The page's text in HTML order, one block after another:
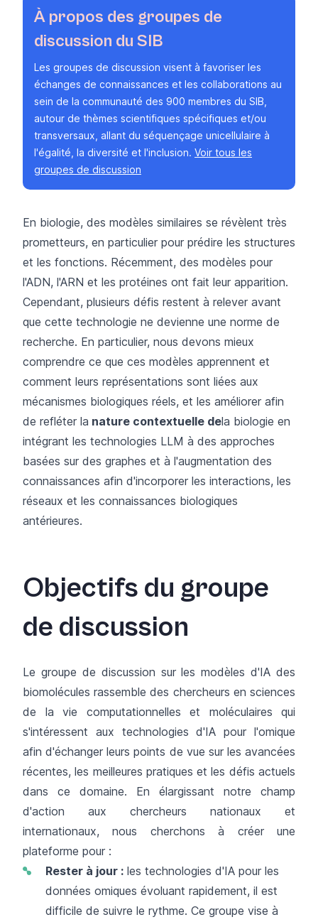
À propos des groupes de
discussion du SIB
Les groupes de discussion visent à favoriser les
échanges de connaissances et les collaborations au
sein de la communauté des 900 membres du SIB,
autour de thèmes scientifiques spécifiques et/ou
transversaux, allant du séquençage unicellulaire à
l'égalité, la diversité et l'inclusion. Voir tous les
groupes de discussion
En biologie, des modèles similaires se révèlent très
prometteurs, en particulier pour prédire les structures
et les fonctions. Récemment, des modèles pour
l'ADN, l'ARN et les protéines ont fait leur apparition.
Cependant, plusieurs défis restent à relever avant
que cette technologie ne devienne une norme de
recherche. En particulier, nous devons mieux
comprendre ce que ces modèles apprennent et
comment leurs représentations sont liées aux
mécanismes biologiques réels, et les améliorer afin
de refléter la nature contextuelle dela biologie en
intégrant les technologies LLM à des approches
basées sur des graphes et à l'augmentation des
connaissances afin d'incorporer les interactions, les
réseaux et les connaissances biologiques
antérieures.
Objectifs du groupe
de discussion
Le groupe de discussion sur les modèles d'IA des
biomolécules rassemble des chercheurs en sciences
de la vie computationnelles et moléculaires qui
s'intéressent aux technologies d'IA pour l'omique
afin d'échanger leurs points de vue sur les avancées
récentes, les meilleures pratiques et les défis actuels
dans ce domaine. En élargissant notre champ
d'action aux chercheurs nationaux et
internationaux, nous cherchons à créer une
plateforme pour :
Rester à jour : les technologies d'IA pour les
données omiques évoluant rapidement, il est
difficile de suivre le rythme. Ce groupe vise à